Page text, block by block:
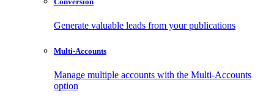
Generate valuable leads from your publications
Multi-Accounts
Manage multiple accounts with the Multi-Accounts
option